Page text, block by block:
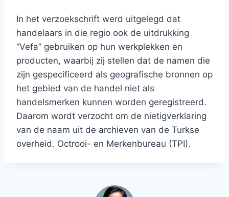
In het verzoekschrift werd uitgelegd dat
handelaars in die regio ook de uitdrukking
“Vefa” gebruiken op hun werkplekken en
producten, waarbij zij stellen dat de namen die
zijn gespecificeerd als geografische bronnen op
het gebied van de handel niet als
handelsmerken kunnen worden geregistreerd.
Daarom wordt verzocht om de nietigverklaring
van de naam uit de archieven van de Turkse
overheid. Octrooi- en Merkenbureau (TPI).